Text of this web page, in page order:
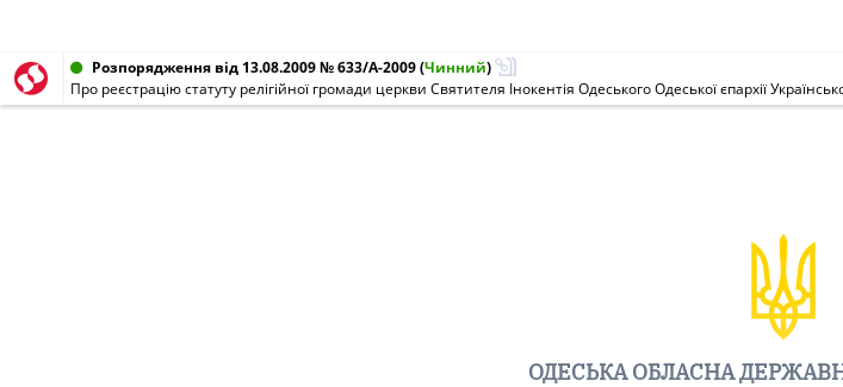
Розпорядження від 13.08.2009 № 633/А-2009(Чинний)
Про реєстрацію статуту релігійної громади церкви Святителя Інокентія Одеського Одеської єпархії
ОДЕСЬКА ОБЛАСНА